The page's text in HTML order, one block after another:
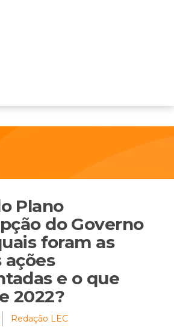
Plano
do Governo
foram as
ações
e o que
2022?
Redação LEC